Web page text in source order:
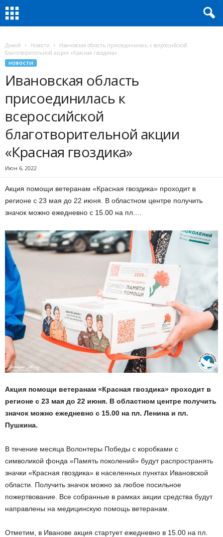
Домой Новости
Ивановская область присоединилась к всероссийской
благотворительной акции «Красная гвоздика»
НОВОСТИ
Ивановская область
присоединилась к
всероссийской
благотворительной акции
«Красная гвоздика»
Июн 6, 2022
Акция помощи ветеранам «Красная гвоздика» проходит в
регионе с 23 мая до 22 июня. В областном центре получить
значок можно ежедневно с 15.00 на пл.…
Акция помощи ветеранам «Красная гвоздика» проходит в
регионе с 23 мая до 22 июня. В областном центре получить
значок можно ежедневно с 15.00 на пл. Ленина и пл.
Пушкина.
В течение месяца Волонтеры Победы с коробками с
символикой фонда «Память поколений» будут распространять
значки «Красная гвоздика» в населенных пунктах Ивановской
области. Получить значок можно за любое посильное
пожертвование. Все собранные в рамках акции средства будут
направлены на медицинскую помощь ветеранам.
Отметим, в Иванове акция стартует ежедневно в 15.00 на пл.